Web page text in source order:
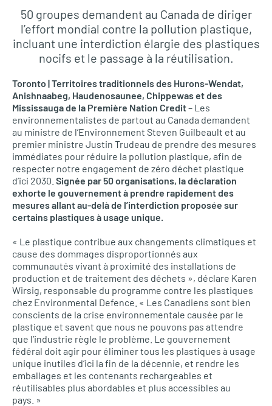
50 groupes demandent au Canada de diriger
l’effort mondial contre la pollution plastique,
incluant une interdiction élargie des plastiques
nocifs et le passage à la réutilisation.
Toronto | Territoires traditionnels des Hurons-Wendat,
Anishnaabeg, Haudenosaunee, Chippewas et des
Mississauga de la Première Nation Credit– Les
environnementalistes de partout au Canada demandent
au ministre de l’Environnement Steven Guilbeault et au
premier ministre Justin Trudeau de prendre des mesures
immédiates pour réduire la pollution plastique, afin de
respecter notre engagement de zéro déchet plastique
d’ici 2030. Signée par 50 organisations, la déclaration
exhorte le gouvernement à prendre rapidement des
mesures allant au-delà de l’interdiction proposée sur
certains plastiques à usage unique.
« Le plastique contribue aux changements climatiques et
cause des dommages disproportionnés aux
communautés vivant à proximité des installations de
production et de traitement des déchets », déclare Karen
Wirsig, responsable du programme contre les plastiques
chez Environmental Defence. « Les Canadiens sont bien
conscients de la crise environnementale causée par le
plastique et savent que nous ne pouvons pas attendre
que l’industrie règle le problème. Le gouvernement
fédéral doit agir pour éliminer tous les plastiques à usage
unique inutiles d’ici la fin de la décennie, et rendre les
emballages et les contenants rechargeables et
réutilisables plus abordables et plus accessibles au
pays. »